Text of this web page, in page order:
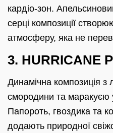
кардіо-зон.
серці композиції
атмосферу, яка не
3. HURRICANE
Динамічна композиція
смородини та маракуєю
Папороть, гвоздика та
додають природної